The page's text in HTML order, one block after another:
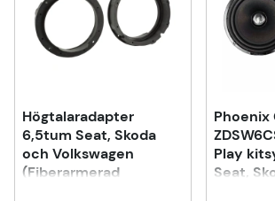
Högtalaradapter
6,5tum Seat, Skoda
och Volkswagen
(Fiberarmerad
Phoenix
Play
Seat,